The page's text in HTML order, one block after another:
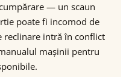
— un scaun
poate fi incomod de
reclinare intră în conflict
mașinii pentru